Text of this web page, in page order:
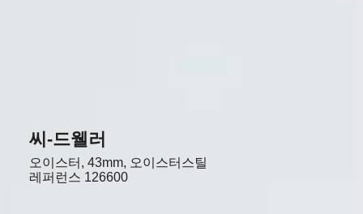
씨-드웰러
오이스터, 43mm, 오이스터스틸
레퍼런스 126600